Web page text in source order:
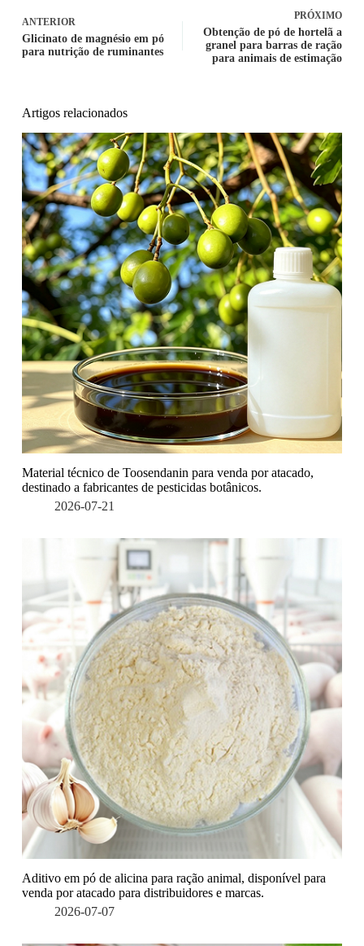
ANTERIOR
Glicinato de magnésio em pó
para nutrição de ruminantes
PRÓXIMO
Obtenção de pó de hortelã a
granel para barras de ração
para animais de estimação
Artigos relacionados
Material técnico de Toosendanin para venda por atacado,
destinado a fabricantes de pesticidas botânicos.
2026-07-21
Aditivo em pó de alicina para ração animal, disponível para
venda por atacado para distribuidores e marcas.
2026-07-07